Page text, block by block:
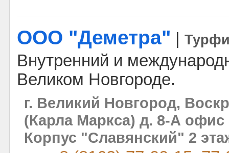
ООО "Деметра"
Внутренний и
Великом Новгороде.
г. Великий Новгород,
(Карла Маркса) д. 8-А
Корпус "Славянский" 2